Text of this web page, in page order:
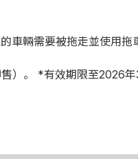
車輛需要被拖走並使用拖
）。 *有效期限至2026